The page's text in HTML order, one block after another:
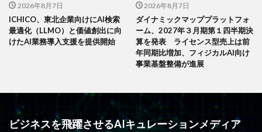
2026年8月7日
ICHICO、東北企業向けにAI検索
最適化（LLMO）と価値創出に向
けたAI業務導入支援を提供開始
2026年8月7日
ダイナミックマッププラットフォ
ーム、2027年３月期第１四半期決
算を発表 ライセンス型売上は前
年同期比増加、フィジカルAI向け
事業基盤整備が進展
ビジネスを飛躍させるAIキュレーションメディア